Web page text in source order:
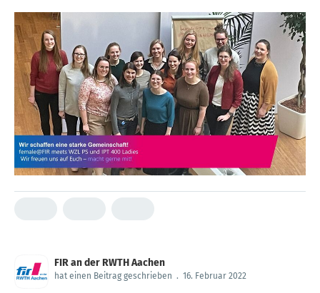
FIR an der RWTH Aachen
hat einen Beitrag geschrieben . 16. Februar 2022